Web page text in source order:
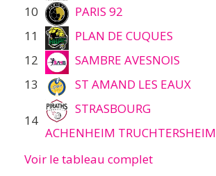
10
PARIS 92
11
PLAN DE CUQUES
12
SAMBRE AVESNOIS
13
ST AMAND LES EAUX
14
STRASBOURG
ACHENHEIM TRUCHTERSHEIM
Voir le tableau complet